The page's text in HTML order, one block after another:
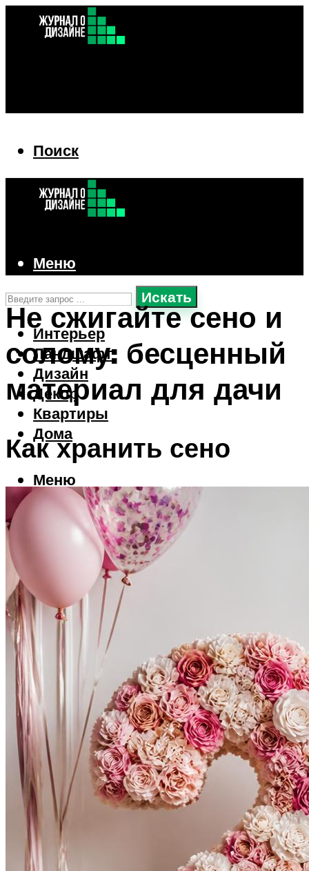
Поиск
Искать
Интерьер
Ландшафт
Дизайн
Декор
Квартиры
Дома
Меню
Меню
Не сжигайте сено и
солому: бесценный
материал для дачи
Как хранить сено